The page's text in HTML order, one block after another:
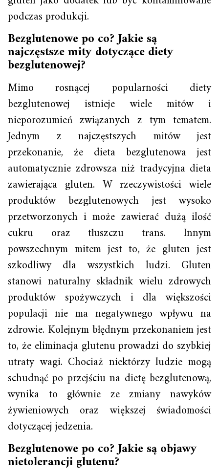
podczas produkcji.
Bezglutenowe po co? Jakie są
najczęstsze mity dotyczące diety
bezglutenowej?
Mimo rosnącej popularności diety
bezglutenowej istnieje wiele mitów i
nieporozumień związanych z tym tematem.
Jednym z najczęstszych mitów jest
przekonanie, że dieta bezglutenowa jest
automatycznie zdrowsza niż tradycyjna dieta
zawierająca gluten. W rzeczywistości wiele
produktów bezglutenowych jest wysoko
przetworzonych i może zawierać dużą ilość
cukru oraz tłuszczu trans. Innym
powszechnym mitem jest to, że gluten jest
szkodliwy dla wszystkich ludzi. Gluten
stanowi naturalny składnik wielu zdrowych
produktów spożywczych i dla większości
populacji nie ma negatywnego wpływu na
zdrowie. Kolejnym błędnym przekonaniem jest
to, że eliminacja glutenu prowadzi do szybkiej
utraty wagi. Chociaż niektórzy ludzie mogą
schudnąć po przejściu na dietę bezglutenową,
wynika to głównie ze zmiany nawyków
żywieniowych oraz większej świadomości
dotyczącej jedzenia.
Bezglutenowe po co? Jakie są objawy
nietolerancji glutenu?